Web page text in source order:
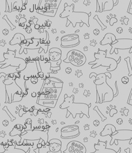
اویمال گربه
بابین گربه
بیفار گربه
بوناسیبو
تریکسی گربه
جمون گربه
جیم کت
جوسرا گربه
دین بست گربه